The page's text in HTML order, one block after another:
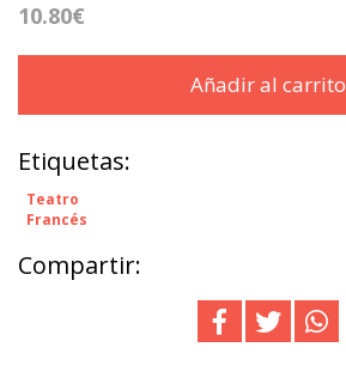
10.80€
Añadir al carrito
Etiquetas:
Teatro
Francés
Compartir: